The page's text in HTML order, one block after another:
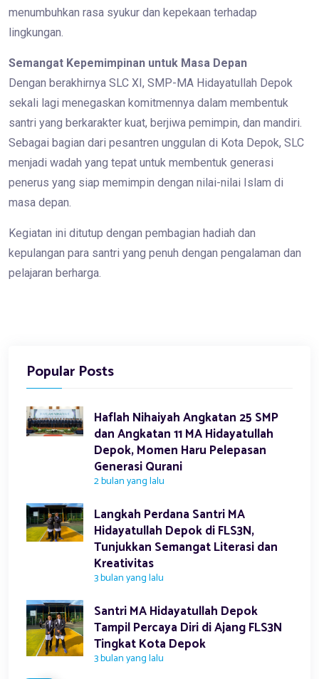
menumbuhkan rasa syukur dan kepekaan terhadap
lingkungan.
Semangat Kepemimpinan untuk Masa Depan
Dengan berakhirnya SLC XI, SMP-MA Hidayatullah Depok
sekali lagi menegaskan komitmennya dalam membentuk
santri yang berkarakter kuat, berjiwa pemimpin, dan mandiri.
Sebagai bagian dari pesantren unggulan di Kota Depok, SLC
menjadi wadah yang tepat untuk membentuk generasi
penerus yang siap memimpin dengan nilai-nilai Islam di
masa depan.
Kegiatan ini ditutup dengan pembagian hadiah dan
kepulangan para santri yang penuh dengan pengalaman dan
pelajaran berharga.
Popular Posts
Haflah Nihaiyah Angkatan 25 SMP
dan Angkatan 11 MA Hidayatullah
Depok, Momen Haru Pelepasan
Generasi Qurani
2 bulan yang lalu
Langkah Perdana Santri MA
Hidayatullah Depok di FLS3N,
Tunjukkan Semangat Literasi dan
Kreativitas
3 bulan yang lalu
Santri MA Hidayatullah Depok
Tampil Percaya Diri di Ajang FLS3N
Tingkat Kota Depok
3 bulan yang lalu